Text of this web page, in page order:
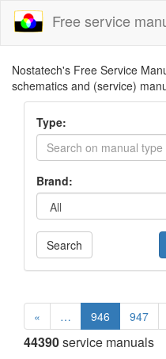
Free service
Nostatech's Free Service
schematics and (service)
Type:
Brand:
Search
« … 946 947
44390service manuals